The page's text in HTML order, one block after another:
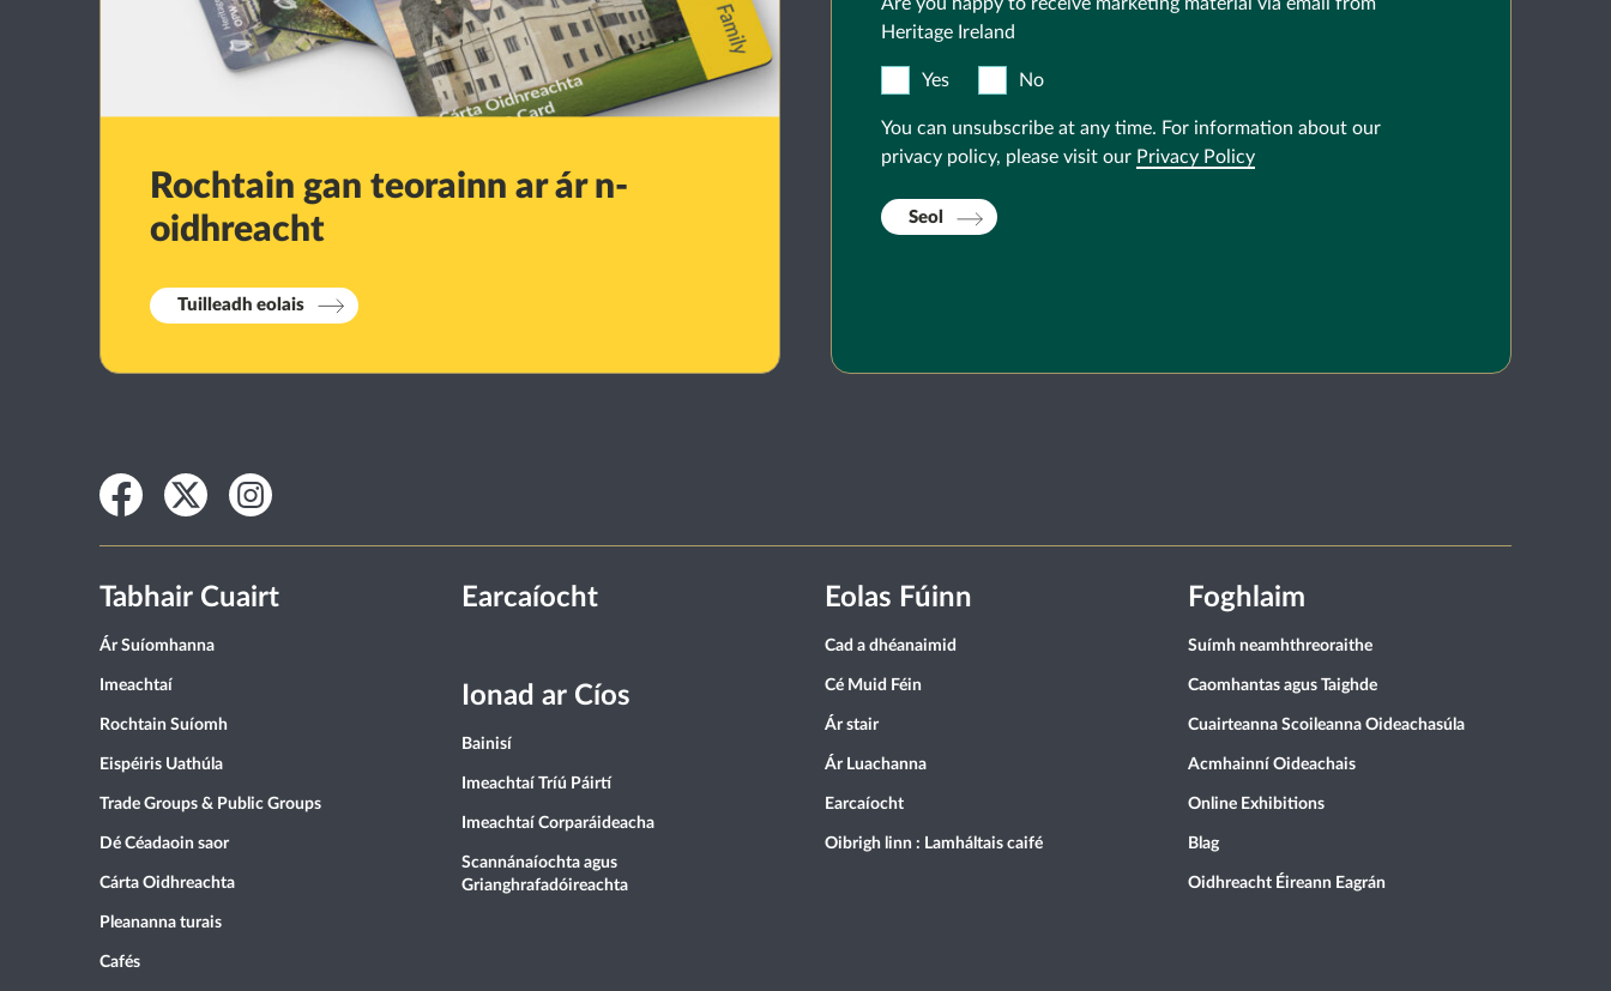
Rochtain gan teorainn ar ár n-
oidhreacht
Tuilleadh eolais
Are you happy to receive marketing material via email from
Heritage Ireland
Yes No
You can unsubscribe at any time. For information about our
privacy policy, please visit our Privacy Policy
Seol
Facebook
TwitterInstagram
Tabhair Cuairt
Ár Suíomhanna
Imeachtaí
Rochtain Suíomh
Eispéiris Uathúla
Trade Groups & Public Groups
Dé Céadaoin saor
Cárta Oidhreachta
Pleananna turais
Cafés
Earcaíocht
Ionad ar Cíos
Bainisí
Imeachtaí Tríú Páirtí
Imeachtaí Corparáideacha
Scannánaíochta agus
Grianghrafadóireachta
Eolas Fúinn
Cad a dhéanaimid
Cé Muid Féin
Ár stair
Ár Luachanna
Earcaíocht
Oibrigh linn : Lamháltais caifé
Foghlaim
Suímh neamhthreoraithe
Caomhantas agus Taighde
Cuairteanna Scoileanna Oideachasúla
Acmhainní Oideachais
Online Exhibitions
Blag
Oidhreacht Éireann Eagrán